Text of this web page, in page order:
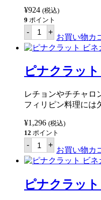
ー
ト)
250ml
【PINAKURAT】
個
¥924 (税込)
9 ポイント
- ピ
ナ
ク
ラ
ト
ビ
ガ
ー
ス
ス
パ
イ
ス
ナ
チ
ラ
ル
+
お買い物カ
ピナクラッ
レチョンやチチャロ
フィリピン料理には
¥1,296 (税込)
12 ポイント
- ピ
ナ
ク
ラ
ト
ビ
+
お買い物カ
ピナクラッ